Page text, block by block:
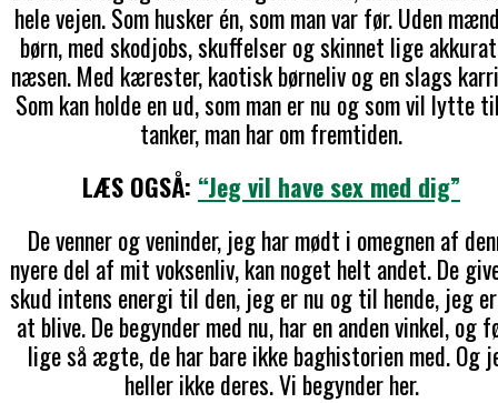
hele vejen. Som husker én, som man var før. Uden
børn, med skodjobs, skuffelser og skinnet lige
næsen. Med kærester, kaotisk børneliv og en slags
Som kan holde en ud, som man er nu og som vil lytte
tanker, man har om fremtiden.
LÆS OGSÅ: “Jeg vil have sex med dig”
De venner og veninder, jeg har mødt i omegnen af
nyere del af mit voksenliv, kan noget helt andet. De
skud intens energi til den, jeg er nu og til hende, jeg
at blive. De begynder med nu, har en anden vinkel, og
lige så ægte, de har bare ikke baghistorien med. Og
heller ikke deres. Vi begynder her.